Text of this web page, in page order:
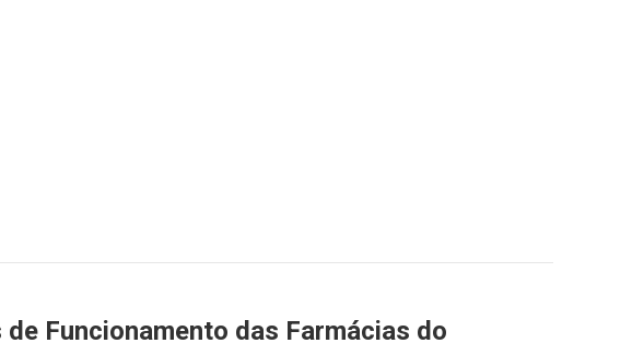
Funcionamento das Farmácias do